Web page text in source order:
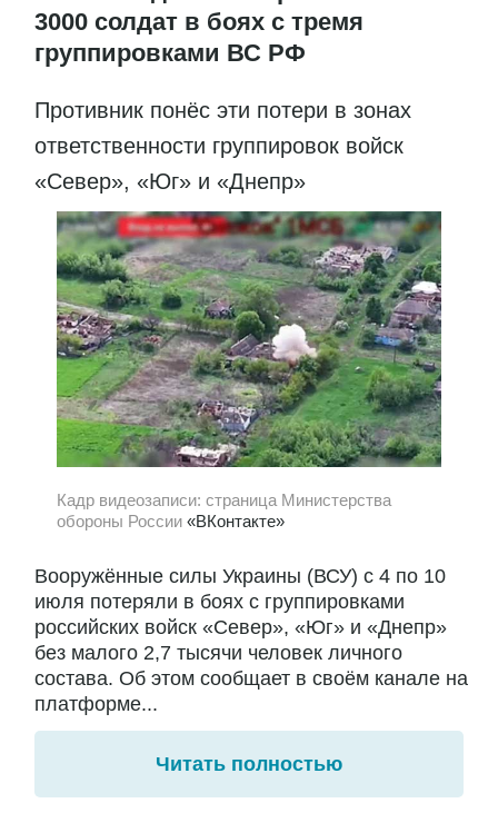
3000 солдат в боях с тремя
группировками ВС РФ
Противник понёс эти потери в зонах
ответственности группировок войск
«Север», «Юг» и «Днепр»
Кадр видеозаписи: страница Министерства
обороны России «ВКонтакте»
Вооружённые силы Украины (ВСУ) с 4 по 10
июля потеряли в боях с группировками
российских войск «Север», «Юг» и «Днепр»
без малого 2,7 тысячи человек личного
состава. Об этом сообщает в своём канале на
платформе...
Читать полностью